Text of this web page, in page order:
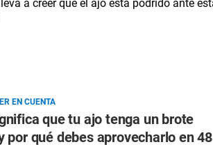
EN CUENTA
que tu ajo tenga un brote
por qué debes aprovecharlo en 48